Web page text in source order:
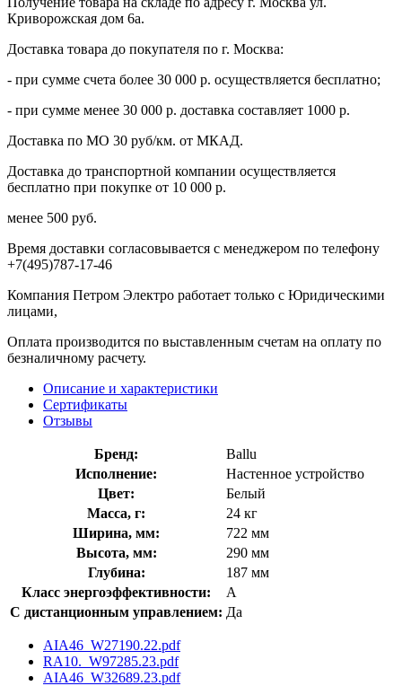
Криворожская дом 6а.
Доставка товара до покупателя по г. Москва:
- при сумме счета более 30 000 р. осуществляется бесплатно;
- при сумме менее 30 000 р. доставка составляет 1000 р.
Доставка по МО 30 руб/км. от МКАД.
Доставка до транспортной компании осуществляется
бесплатно при покупке от 10 000 р.
менее 500 руб.
Время доставки согласовывается с менеджером по телефону
+7(495)787-17-46
Компания Петром Электро работает только с Юридическими
лицами,
Оплата производится по выставленным счетам на оплату по
безналичному расчету.
Описание и характеристики
Сертификаты
Отзывы
Бренд:
Ballu
Исполнение:
Настенное устройство
Цвет:
Белый
Масса, г:
24 кг
Ширина, мм:
722 мм
Высота, мм:
290 мм
Глубина:
187 мм
Класс энергоэффективности:
A
С дистанционным управлением: Да
AIA46_W27190.22.pdf
RA10._W97285.23.pdf
AIA46_W32689.23.pdf